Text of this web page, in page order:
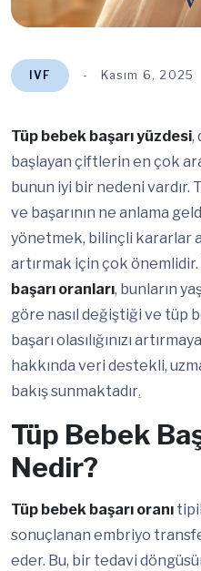
IVF Kasım 6, 2025
Tüp bebek başarı yüzdesi,
başlayan çiftlerin en çok
bunun iyi bir nedeni vardır.
ve başarının ne anlama
yönetmek, bilinçli kararlar
artırmak için çok önemlidir.
başarı oranları, bunların
göre nasıl değiştiği ve tüp
başarı olasılığınızı
hakkında veri destekli,
bakış sunmaktadır.
Tüp Bebek
Nedir?
Tüp bebek başarı oranı
sonuçlanan embriyo
eder. Bu, bir tedavi